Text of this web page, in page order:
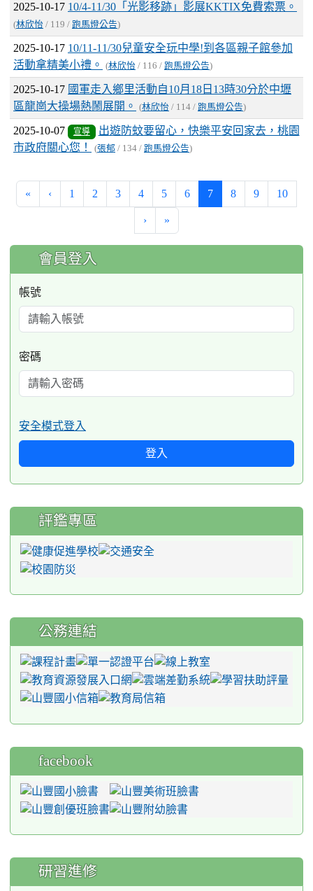
2025-10-17 10/4-11/30「光影移跡」影展KKTIX免費索票。
(林欣怡 / 119 / 跑馬燈公告)
2025-10-17 10/11-11/30兒童安全玩中學!到各區親子館參加
活動拿精美小禮。
(林欣怡 / 116 / 跑馬燈公告)
2025-10-17 國軍走入鄉里活動自10月18日13時30分於中壢
區龍崗大操場熱鬧展開。
(林欣怡 / 114 / 跑馬燈公告)
2025-10-07 宣導
出遊防蚊要留心，快樂平安回家去，桃園
市政府關心您！
(張郁 / 134 / 跑馬燈公告)
« ‹ 1 2 3 4 5 6 7(current)
8 9 10
› »
:::
會員登入
帳號
密碼
安全模式登入
登入
評鑑專區
公務連結
facebook
研習進修